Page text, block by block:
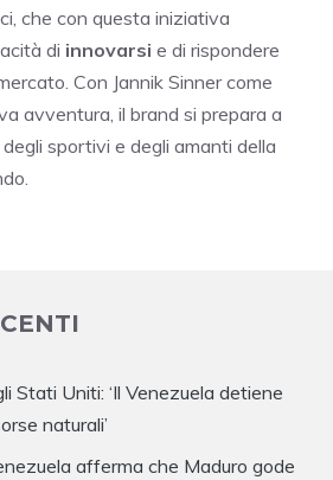
che con questa iniziativa
di innovarsi e di rispondere
Con Jannik Sinner come
avventura, il brand si prepara a
sportivi e degli amanti della
Stati Uniti: ‘Il Venezuela detiene
naturali’
afferma che Maduro gode